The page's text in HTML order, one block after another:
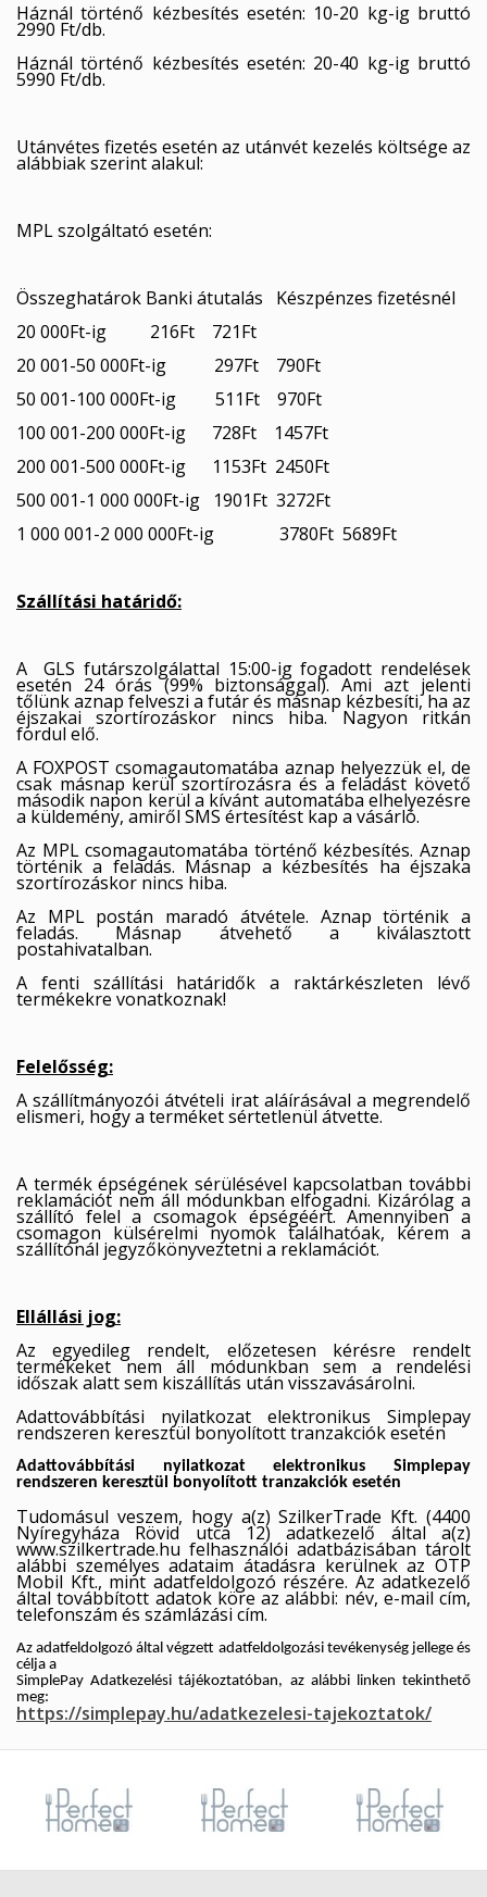
Háznál történő kézbesítés esetén: 10-20 kg-ig bruttó
2990 Ft/db.
Háznál történő kézbesítés esetén: 20-40 kg-ig bruttó
5990 Ft/db.
Utánvétes fizetés esetén az utánvét kezelés költsége az
alábbiak szerint alakul:
MPL szolgáltató esetén:
Összeghatárok Banki átutalás Készpénzes fizetésnél
20 000Ft-ig 216Ft 721Ft
20 001-50 000Ft-ig 297Ft 790Ft
50 001-100 000Ft-ig 511Ft 970Ft
100 001-200 000Ft-ig 728Ft 1457Ft
200 001-500 000Ft-ig 1153Ft 2450Ft
500 001-1 000 000Ft-ig 1901Ft 3272Ft
1 000 001-2 000 000Ft-ig 3780Ft 5689Ft
Szállítási határidő:
A GLS futárszolgálattal 15:00-ig fogadott rendelések
esetén 24 órás (99% biztonsággal). Ami azt jelenti
tőlünk aznap felveszi a futár és másnap kézbesíti, ha az
éjszakai szortírozáskor nincs hiba. Nagyon ritkán
fordul elő.
A FOXPOST csomagautomatába aznap helyezzük el, de
csak másnap kerül szortírozásra és a feladást követő
második napon kerül a kívánt automatába elhelyezésre
a küldemény, amiről SMS értesítést kap a vásárló.
Az MPL csomagautomatába történő kézbesítés. Aznap
történik a feladás. Másnap a kézbesítés ha éjszaka
szortírozáskor nincs hiba.
Az MPL postán maradó átvétele. Aznap történik a
feladás. Másnap átvehető a kiválasztott
postahivatalban.
A fenti szállítási határidők a raktárkészleten lévő
termékekre vonatkoznak!
Felelősség:
A szállítmányozói átvételi irat aláírásával a megrendelő
elismeri, hogy a terméket sértetlenül átvette.
A termék épségének sérülésével kapcsolatban további
reklamációt nem áll módunkban elfogadni. Kizárólag a
szállító felel a csomagok épségéért. Amennyiben a
csomagon külsérelmi nyomok találhatóak, kérem a
szállítónál jegyzőkönyveztetni a reklamációt.
Ellállási jog:
Az egyedileg rendelt, előzetesen kérésre rendelt
termékeket nem áll módunkban sem a rendelési
időszak alatt sem kiszállítás után visszavásárolni.
Adattovábbítási nyilatkozat elektronikus Simplepay
rendszeren keresztül bonyolított tranzakciók esetén
Adattovábbítási nyilatkozat elektronikus Simplepay
rendszeren keresztül bonyolított tranzakciók esetén
Tudomásul veszem, hogy a(z) SzilkerTrade Kft. (4400
Nyíregyháza Rövid utca 12) adatkezelő által a(z)
www.szilkertrade.hu felhasználói adatbázisában tárolt
alábbi személyes adataim átadásra kerülnek az OTP
Mobil Kft., mint adatfeldolgozó részére. Az adatkezelő
által továbbított adatok köre az alábbi: név, e-mail cím,
telefonszám és számlázási cím.
Az adatfeldolgozó által végzett adatfeldolgozási tevékenység jellege és
célja a
SimplePay Adatkezelési tájékoztatóban, az alábbi linken tekinthető
meg:
https://simplepay.hu/adatkezelesi-tajekoztatok/
My wishlists
((modalTitle)) ×
((confirmMessage))
((cancelText)) ((modalDeleteText))
Kívánságlista létrehozása ×
Kívánságlista neve
Mégsem Kívánságlista létrehozása
Bejelentkezés ×
Be kell jelentkezned a termékek kívánságlistába történő
mentéséhez.
Mégsem Bejelentkezés